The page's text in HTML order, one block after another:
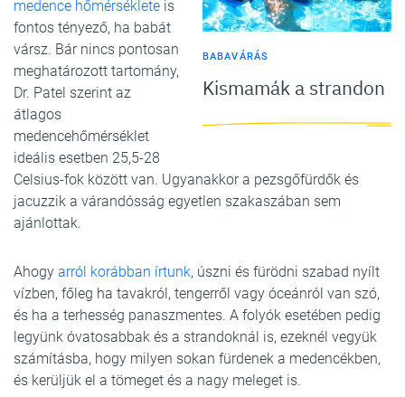
BABAVÁRÁS
Kismamák a strandon
medence hőmérséklete is
fontos tényező, ha babát
vársz. Bár nincs pontosan
meghatározott tartomány,
Dr. Patel szerint az
átlagos
medencehőmérséklet
ideális esetben 25,5-28
Celsius-fok között van. Ugyanakkor a pezsgőfürdők és
jacuzzik a várandósság egyetlen szakaszában sem
ajánlottak.
Ahogy arról korábban írtunk, úszni és fürödni szabad nyílt
vízben, főleg ha tavakról, tengerről vagy óceánról van szó,
és ha a terhesség panaszmentes. A folyók esetében pedig
legyünk óvatosabbak és a strandoknál is, ezeknél vegyük
számításba, hogy milyen sokan fürdenek a medencékben,
és kerüljük el a tömeget és a nagy meleget is.